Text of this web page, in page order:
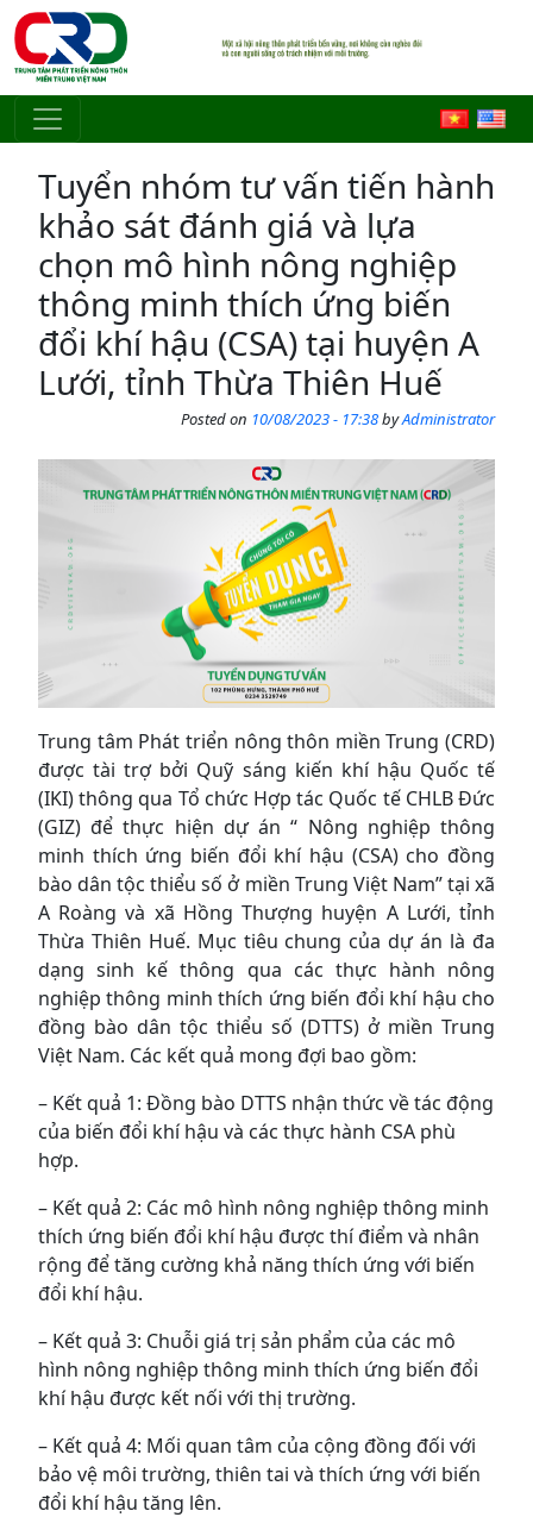
Skip to main content
Tuyển nhóm tư vấn tiến hành
khảo sát đánh giá và lựa
chọn mô hình nông nghiệp
thông minh thích ứng biến
đổi khí hậu (CSA) tại huyện A
Lưới, tỉnh Thừa Thiên Huế
Posted on 10/08/2023 - 17:38byAdministrator
Trung tâm Phát triển nông thôn miền Trung (CRD)
được tài trợ bởi Quỹ sáng kiến khí hậu Quốc tế
(IKI) thông qua Tổ chức Hợp tác Quốc tế CHLB Đức
(GIZ) để thực hiện dự án “ Nông nghiệp thông
minh thích ứng biến đổi khí hậu (CSA) cho đồng
bào dân tộc thiểu số ở miền Trung Việt Nam” tại xã
A Roàng và xã Hồng Thượng huyện A Lưới, tỉnh
Thừa Thiên Huế. Mục tiêu chung của dự án là đa
dạng sinh kế thông qua các thực hành nông
nghiệp thông minh thích ứng biến đổi khí hậu cho
đồng bào dân tộc thiểu số (DTTS) ở miền Trung
Việt Nam. Các kết quả mong đợi bao gồm:
– Kết quả 1: Đồng bào DTTS nhận thức về tác động
của biến đổi khí hậu và các thực hành CSA phù
hợp.
– Kết quả 2: Các mô hình nông nghiệp thông minh
thích ứng biến đổi khí hậu được thí điểm và nhân
rộng để tăng cường khả năng thích ứng với biến
đổi khí hậu.
– Kết quả 3: Chuỗi giá trị sản phẩm của các mô
hình nông nghiệp thông minh thích ứng biến đổi
khí hậu được kết nối với thị trường.
– Kết quả 4: Mối quan tâm của cộng đồng đối với
bảo vệ môi trường, thiên tai và thích ứng với biến
đổi khí hậu tăng lên.